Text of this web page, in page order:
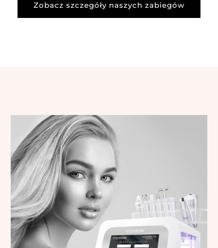
Zobacz szczegóły naszych zabiegów